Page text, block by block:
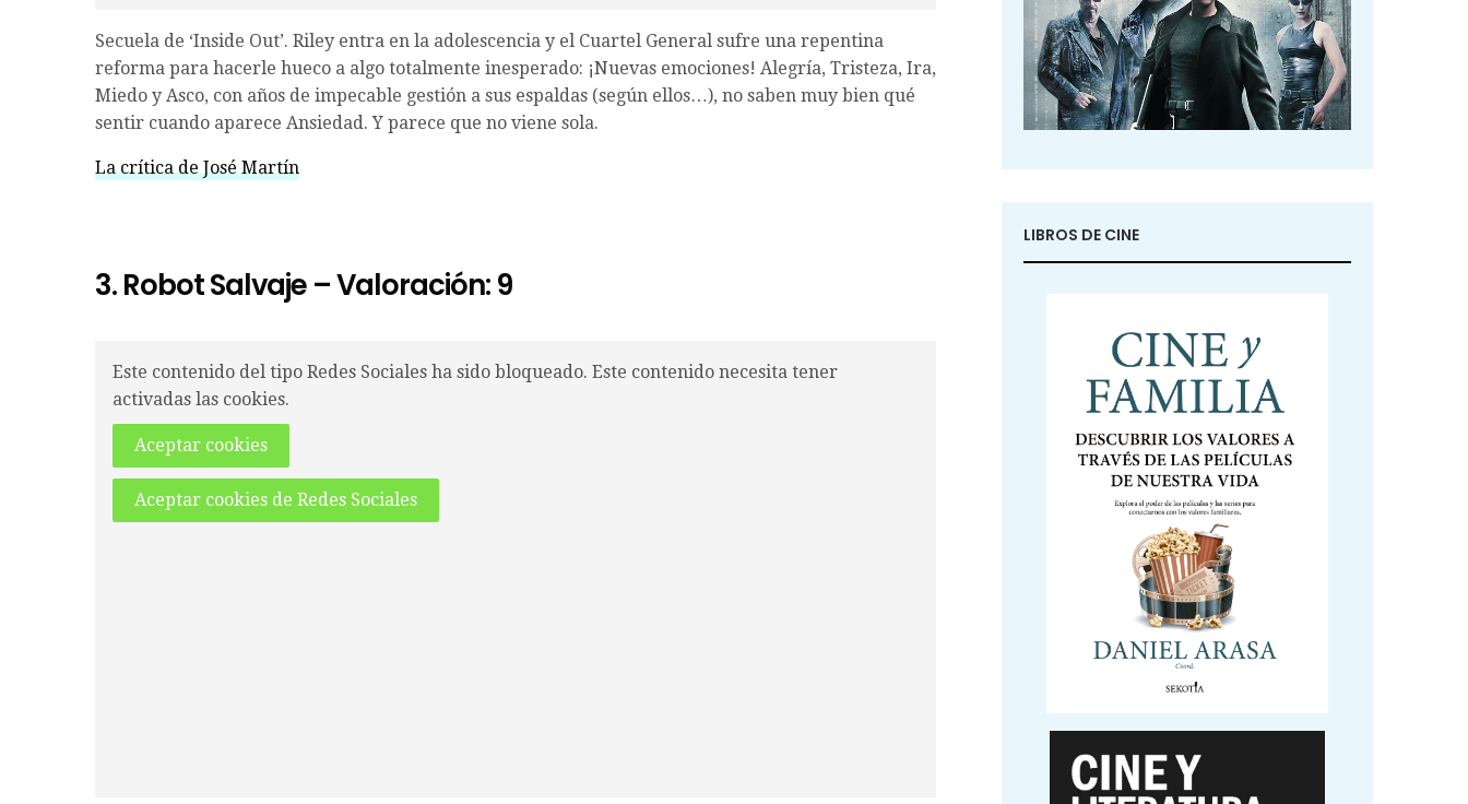
Secuela de ‘Inside Out’. Riley entra en la adolescencia y el Cuartel General sufre una repentina
reforma para hacerle hueco a algo totalmente inesperado: ¡Nuevas emociones! Alegría, Tristeza, Ira,
Miedo y Asco, con años de impecable gestión a sus espaldas (según ellos…), no saben muy bien qué
sentir cuando aparece Ansiedad. Y parece que no viene sola.
La crítica de José Martín
3. Robot Salvaje – Valoración: 9
Este contenido del tipo Redes Sociales ha sido bloqueado. Este contenido necesita tener
activadas las cookies.
Aceptar cookies
Aceptar cookies de Redes Sociales
LIBROS DE CINE